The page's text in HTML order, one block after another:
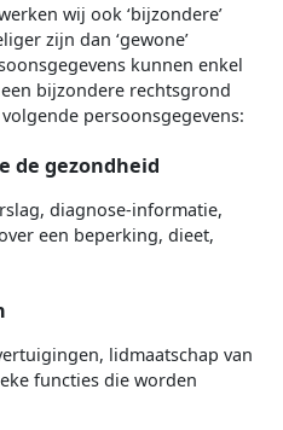
wij ook ‘bijzondere’
zijn dan ‘gewone’
kunnen enkel
bijzondere rechtsgrond
persoonsgegevens:
de gezondheid
diagnose-informatie,
een beperking, dieet,
lidmaatschap van
functies die worden